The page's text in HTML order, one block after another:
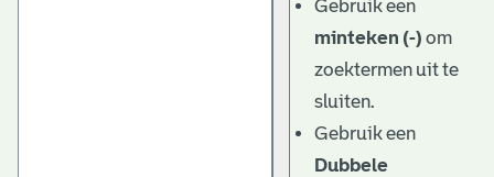
Gebruik een
minteken (-) om
zoektermen uit te
sluiten.
Gebruik een
Dubbele